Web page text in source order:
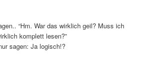
“Hm. War das wirklich geil? Muss ich
komplett lesen?”
sagen: Ja logisch!?